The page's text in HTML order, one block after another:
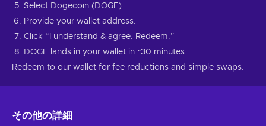
Select Dogecoin (DOGE).
Provide your wallet address.
Click “I understand & agree. Redeem.”
DOGE lands in your wallet in ~30 minutes.
Redeem to our wallet for fee reductions and simple swaps.
その他の詳細